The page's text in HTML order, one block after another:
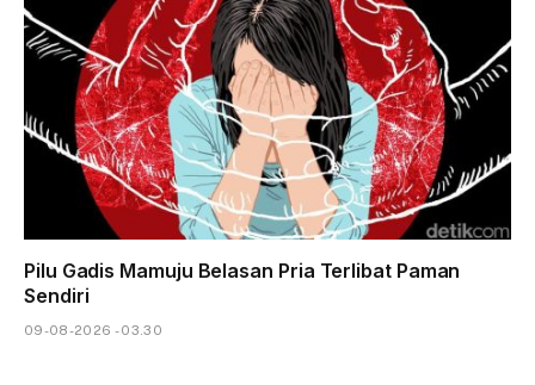
Pilu Gadis Mamuju Belasan Pria Terlibat Paman
Sendiri
09-08-2026 - 03.30